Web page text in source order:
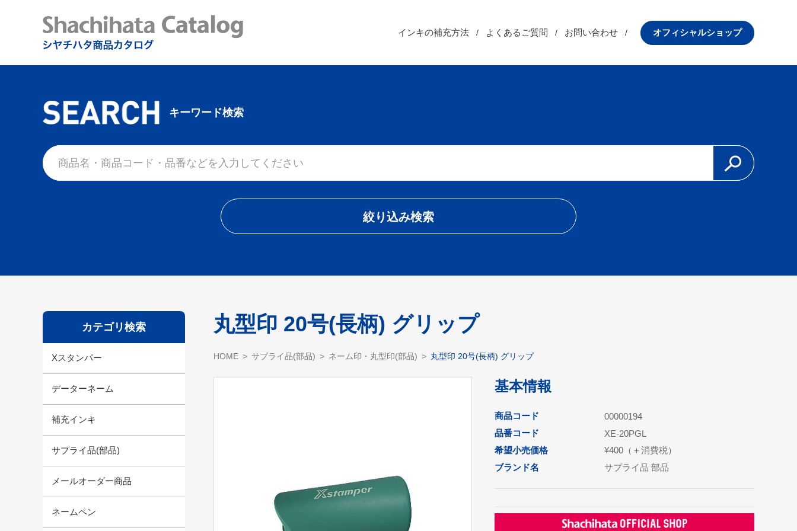
インキの補充方法 よくあるご質問 お問い合わせ オフィシャルショップ
キーワード検索
絞り込み検索
カテゴリ検索
Xスタンパー
データーネーム
補充インキ
サプライ品(部品)
メールオーダー商品
ネームペン
丸型印 20号(長柄) グリップ
HOME サプライ品(部品) ネーム印・丸型印(部品) 丸型印 20号(長柄) グリップ
基本情報
商品コード
00000194
品番コード
XE-20PGL
希望小売価格
¥400（＋消費税）
ブランド名
サプライ品 部品